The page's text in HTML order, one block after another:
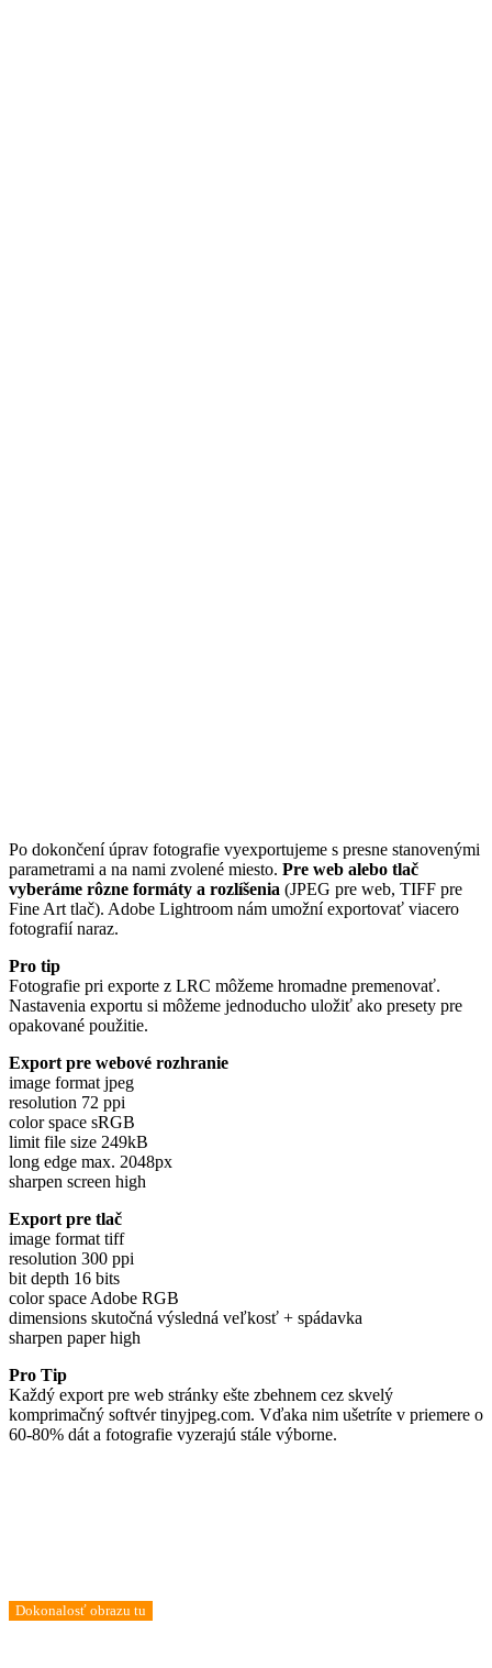
Po dokončení úprav fotografie vyexportujeme s presne stanovenými
parametrami a na nami zvolené miesto. Pre web alebo tlač
vyberáme rôzne formáty a rozlíšenia (JPEG pre web, TIFF pre
Fine Art tlač). Adobe Lightroom nám umožní exportovať viacero
fotografií naraz.
Pro tip
Fotografie pri exporte z LRC môžeme hromadne premenovať.
Nastavenia exportu si môžeme jednoducho uložiť ako presety pre
opakované použitie.
Export pre webové rozhranie
image format jpeg
resolution 72 ppi
color space sRGB
limit file size 249kB
long edge max. 2048px
sharpen screen high
Export pre tlač
image format tiff
resolution 300 ppi
bit depth 16 bits
color space Adobe RGB
dimensions skutočná výsledná veľkosť + spádavka
sharpen paper high
Pro Tip
Každý export pre web stránky ešte zbehnem cez skvelý
komprimačný softvér tinyjpeg.com. Vďaka nim ušetríte v priemere o
60-80% dát a fotografie vyzerajú stále výborne.
Dokonalosť obrazu tu